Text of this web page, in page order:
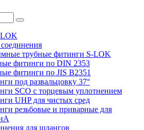
трубные фитинги S-LOK
фитинги по DIN 2353
фитинги по JIS B2351
под развальцовку 37°
SCO с торцевым уплотнением
UHP для чистых сред
резьбовые и приварные для
для шлангов